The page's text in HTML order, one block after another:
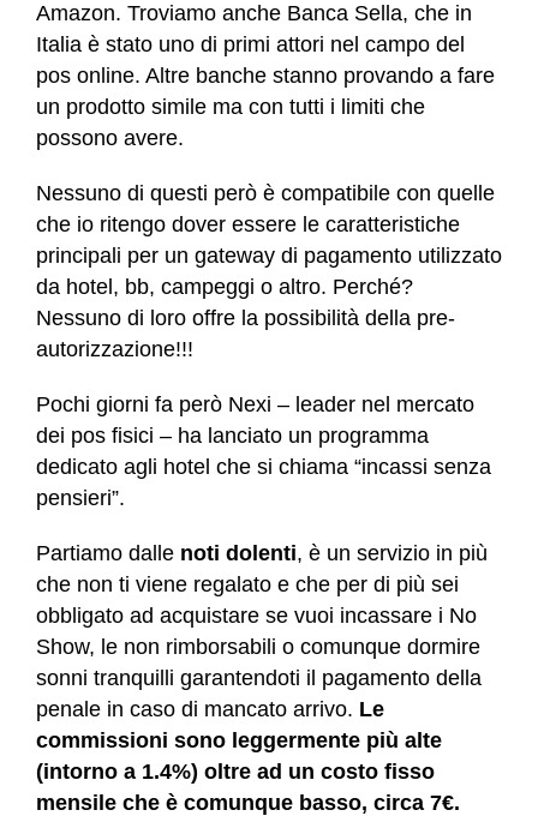
Amazon. Troviamo anche Banca Sella, che in
Italia è stato uno di primi attori nel campo del
pos online. Altre banche stanno provando a fare
un prodotto simile ma con tutti i limiti che
possono avere.
Nessuno di questi però è compatibile con quelle
che io ritengo dover essere le caratteristiche
principali per un gateway di pagamento utilizzato
da hotel, bb, campeggi o altro. Perché?
Nessuno di loro offre la possibilità della pre-
autorizzazione!!!
Pochi giorni fa però Nexi – leader nel mercato
dei pos fisici – ha lanciato un programma
dedicato agli hotel che si chiama “incassi senza
pensieri”.
Partiamo dalle noti dolenti, è un servizio in più
che non ti viene regalato e che per di più sei
obbligato ad acquistare se vuoi incassare i No
Show, le non rimborsabili o comunque dormire
sonni tranquilli garantendoti il pagamento della
penale in caso di mancato arrivo. Le
commissioni sono leggermente più alte
(intorno a 1.4%) oltre ad un costo fisso
mensile che è comunque basso, circa 7€.